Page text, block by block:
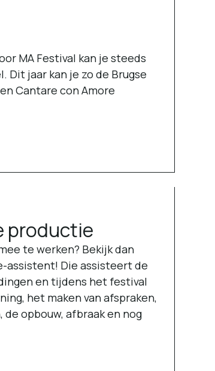
MA Festival kan je steeds
Dit jaar kan je zo de Brugse
Cantare con Amore
productie
te werken? Bekijk dan
assistent! Die assisteert de
en tijdens het festival
het maken van afspraken,
de opbouw, afbraak en nog